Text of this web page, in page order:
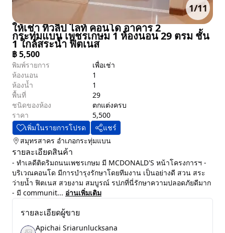
1/11
ให้เช่า ทิวลิป ไลท์ คอนโด อาคาร 2
กระทุ่มแบน เพชรเกษม 1 ห้องนอน 29 ตรม ชั้น
1 ใกล้สระน้ำ ฟิตเนส
฿5,500
พิมพ์รายการ
เพื่อเช่า
ห้องนอน
1
ห้องน้ำ
1
พื้นที่
29
ชนิดของห้อง
ตกแต่งครบ
ราคา
5,500
เพิ่มในรายการโปรด
แชร์
สมุทรสาคร อำเภอกระทุ่มแบน
รายละเอียดสินค้า
- ทำเลดีติดริมถนนเพชรเกษม มี MCDONALD'S หน้าโครงการฯ -
บริเวณคอนโด มีการบำรุงรักษาโดยทีมงาน เป็นอย่างดี สวน สระ
ว่ายน้ำ ฟิตเนส สวยงาม สมบูรณ์ รปภที่นี่รักษาความปลอดภัยดีมาก
- มี communit... อ่านเพิ่มเติม
รายละเอียดผู้ขาย
Apichai Sriarunlucksana